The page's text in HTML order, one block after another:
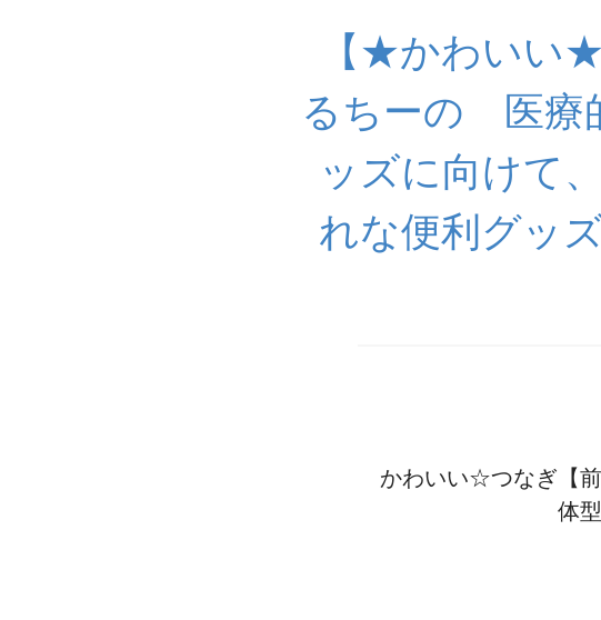
【★かわいい
るちーの 医療
ッズに向けて
れな便利グッ
かわいい☆つなぎ【
体